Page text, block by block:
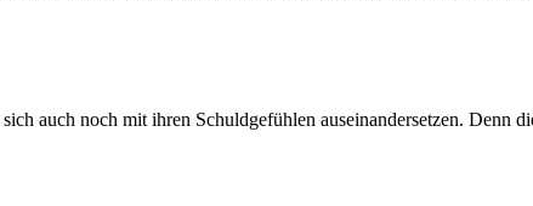
auch noch mit ihren Schuldgefühlen auseinandersetzen. Denn